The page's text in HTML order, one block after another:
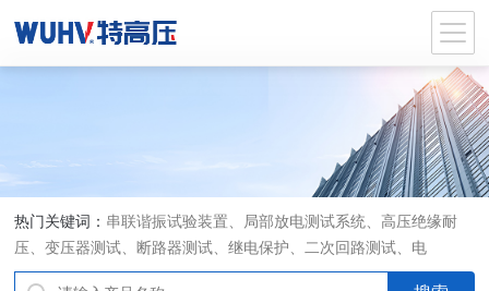
热门关键词： 串联谐振试验装置、局部放电测试系统、高压绝缘耐
压、变压器测试、断路器测试、继电保护、二次回路测试、电